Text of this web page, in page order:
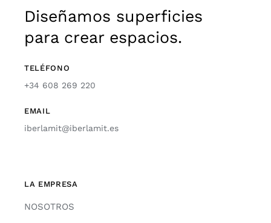
Diseñamos superficies
para crear espacios.
TELÉFONO
+34 608 269 220
EMAIL
iberlamit@iberlamit.es
LA EMPRESA
NOSOTROS